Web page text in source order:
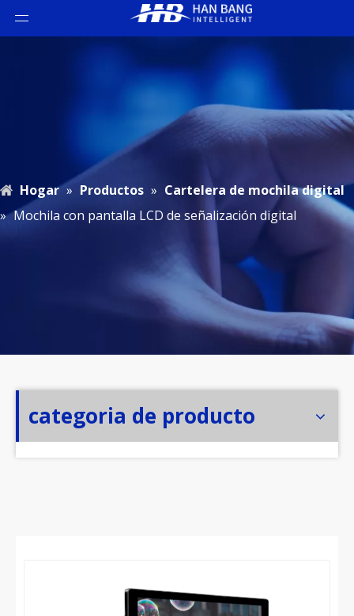
Hogar » Productos » Cartelera de mochila digital
» Mochila con pantalla LCD de señalización digital
categoria de producto